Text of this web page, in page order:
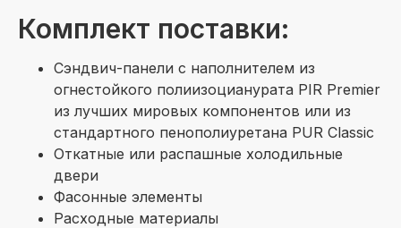
Комплект поставки:
Сэндвич-панели с наполнителем из
огнестойкого полиизоцианурата PIR Premier
из лучших мировых компонентов или из
стандартного пенополиуретана PUR Classic
Откатные или распашные холодильные
двери
Фасонные элементы
Расходные материалы